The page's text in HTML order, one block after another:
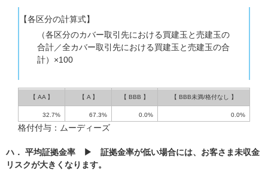
【各区分の計算式】
（各区分のカバー取引先における買建玉と売建玉の
合計／全カバー取引先における買建玉と売建玉の合
計）×100
【 AA 】 【 A 】 【 BBB 】 【 BBB未満/格付なし 】
32.7% 67.3% 0.0% 0.0%
格付付与：ムーディーズ
ハ． 平均証拠金率 ▶ 証拠金率が低い場合には、お客さま未収金
リスクが大きくなります。